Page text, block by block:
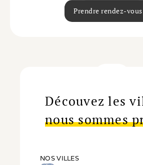
Prendre rendez-vous
Découvez les
nous sommes
NOS VILLES